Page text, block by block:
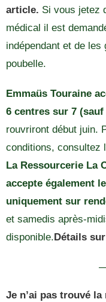
article. Si vous jetez
médical il est
indépendant et de
poubelle.
Emmaüs Touraine
6 centres sur 7 (sauf
rouvriront début juin.
conditions, consultez
La Ressourcerie La
accepte également
uniquement sur
et samedis après-
disponible.Détails
Je n’ai pas trouvé